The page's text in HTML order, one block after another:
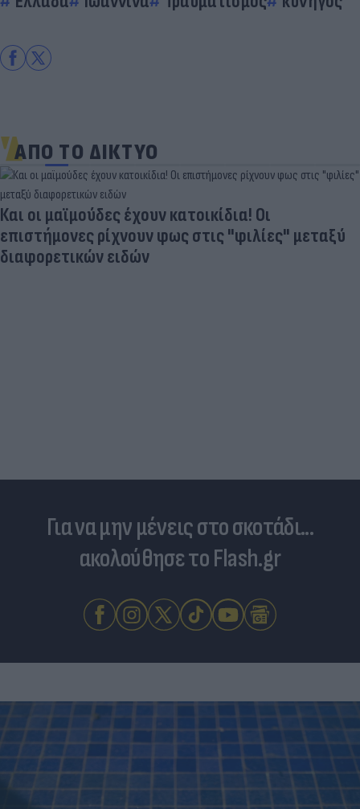
ΑΠΟ ΤΟ ΔΙΚΤΥΟ
Για να μην μένεις στο σκοτάδι...
ακολούθησε το Flash.gr